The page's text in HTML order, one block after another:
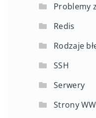
Problemy
Redis
Rodzaje
SSH
Serwery
Strony